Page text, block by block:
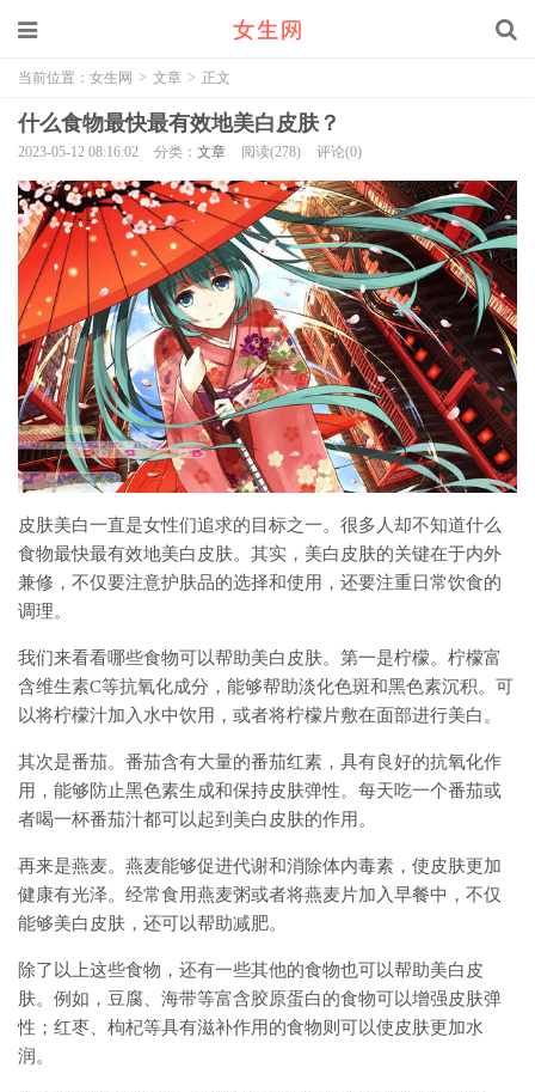
当前位置： 女生网 > 文章 > 正文
什么食物最快最有效地美白皮肤？
2023-05-12 08:16:02 分类： 文章 阅读(278) 评论(0)
皮肤美白一直是女性们追求的目标之一。很多人却不知道什么
食物最快最有效地美白皮肤。其实，美白皮肤的关键在于内外
兼修，不仅要注意护肤品的选择和使用，还要注重日常饮食的
调理。
我们来看看哪些食物可以帮助美白皮肤。第一是柠檬。柠檬富
含维生素C等抗氧化成分，能够帮助淡化色斑和黑色素沉积。可
以将柠檬汁加入水中饮用，或者将柠檬片敷在面部进行美白。
其次是番茄。番茄含有大量的番茄红素，具有良好的抗氧化作
用，能够防止黑色素生成和保持皮肤弹性。每天吃一个番茄或
者喝一杯番茄汁都可以起到美白皮肤的作用。
再来是燕麦。燕麦能够促进代谢和消除体内毒素，使皮肤更加
健康有光泽。经常食用燕麦粥或者将燕麦片加入早餐中，不仅
能够美白皮肤，还可以帮助减肥。
除了以上这些食物，还有一些其他的食物也可以帮助美白皮
肤。例如，豆腐、海带等富含胶原蛋白的食物可以增强皮肤弹
性；红枣、枸杞等具有滋补作用的食物则可以使皮肤更加水
润。